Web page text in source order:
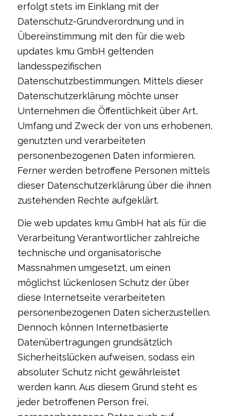
erfolgt stets im Einklang mit der
Datenschutz-Grundverordnung und in
Übereinstimmung mit den für die web
updates kmu GmbH geltenden
landesspezifischen
Datenschutzbestimmungen. Mittels dieser
Datenschutzerklärung möchte unser
Unternehmen die Öffentlichkeit über Art,
Umfang und Zweck der von uns erhobenen,
genutzten und verarbeiteten
personenbezogenen Daten informieren.
Ferner werden betroffene Personen mittels
dieser Datenschutzerklärung über die ihnen
zustehenden Rechte aufgeklärt.
Die web updates kmu GmbH hat als für die
Verarbeitung Verantwortlicher zahlreiche
technische und organisatorische
Massnahmen umgesetzt, um einen
möglichst lückenlosen Schutz der über
diese Internetseite verarbeiteten
personenbezogenen Daten sicherzustellen.
Dennoch können Internetbasierte
Datenübertragungen grundsätzlich
Sicherheitslücken aufweisen, sodass ein
absoluter Schutz nicht gewährleistet
werden kann. Aus diesem Grund steht es
jeder betroffenen Person frei,